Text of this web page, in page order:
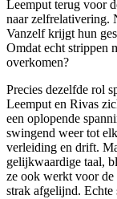
Leemput terug voor
naar zelfrelativering.
Vanzelf krijgt hun
Omdat echt strippen
overkomen?
Precies dezelfde rol
Leemput en Rivas
een oplopende
swingend weer tot
verleiding en drift.
gelijkwaardige taal,
ze ook werkt voor
strak afgelijnd.